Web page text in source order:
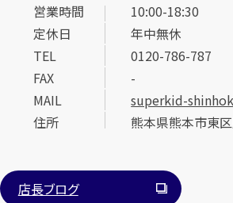
営業時間
10:00-18:30
定休日
年中無休
TEL
0120-786-787
FAX
-
MAIL
superkid-
住所
熊本県熊本市東区
店長ブログ